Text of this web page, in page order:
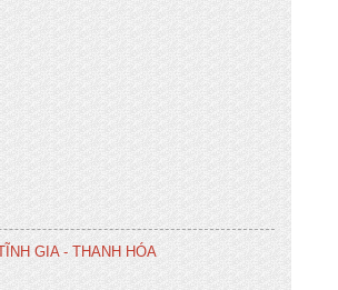
GIA - THANH HÓA